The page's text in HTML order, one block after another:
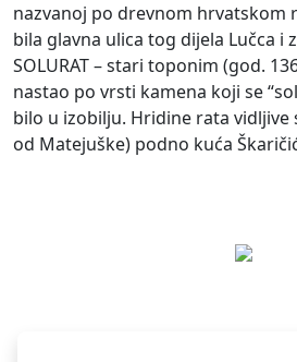
nazvanoj po drevnom hrvatskom
bila glavna ulica tog dijela Lučca i
SOLURAT – stari toponim (god.
nastao po vrsti kamena koji se
bilo u izobilju. Hridine rata vidljive
od Matejuške) podno kuća